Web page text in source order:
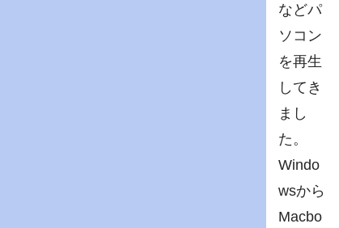
などパ
ソコン
を再生
してき
まし
た。
Windo
wsから
Macbo